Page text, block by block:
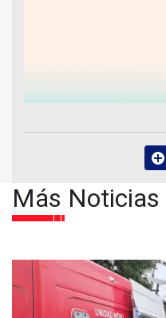
Más Noticias